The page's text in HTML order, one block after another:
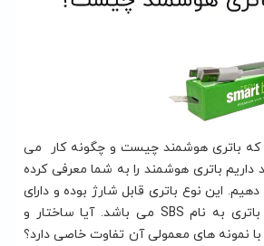
که باتری هوشمند چیست و چگونه کار می
داریم باتری هوشمند را به شما معرفی کرده
این نوع باتری قابل شارژ بوده و دارای
یک سیستم مدیریت باتری به نام SBS می باشد. آیا ساختار و
نمونه های معمولی آن تفاوت خاصی دارد؟